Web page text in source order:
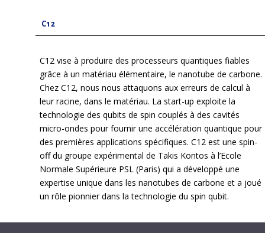
C12
C12 vise à produire des processeurs quantiques fiables
grâce à un matériau élémentaire, le nanotube de carbone.
Chez C12, nous nous attaquons aux erreurs de calcul à
leur racine, dans le matériau. La start-up exploite la
technologie des qubits de spin couplés à des cavités
micro-ondes pour fournir une accélération quantique pour
des premières applications spécifiques. C12 est une spin-
off du groupe expérimental de Takis Kontos à l’Ecole
Normale Supérieure PSL (Paris) qui a développé une
expertise unique dans les nanotubes de carbone et a joué
un rôle pionnier dans la technologie du spin qubit.